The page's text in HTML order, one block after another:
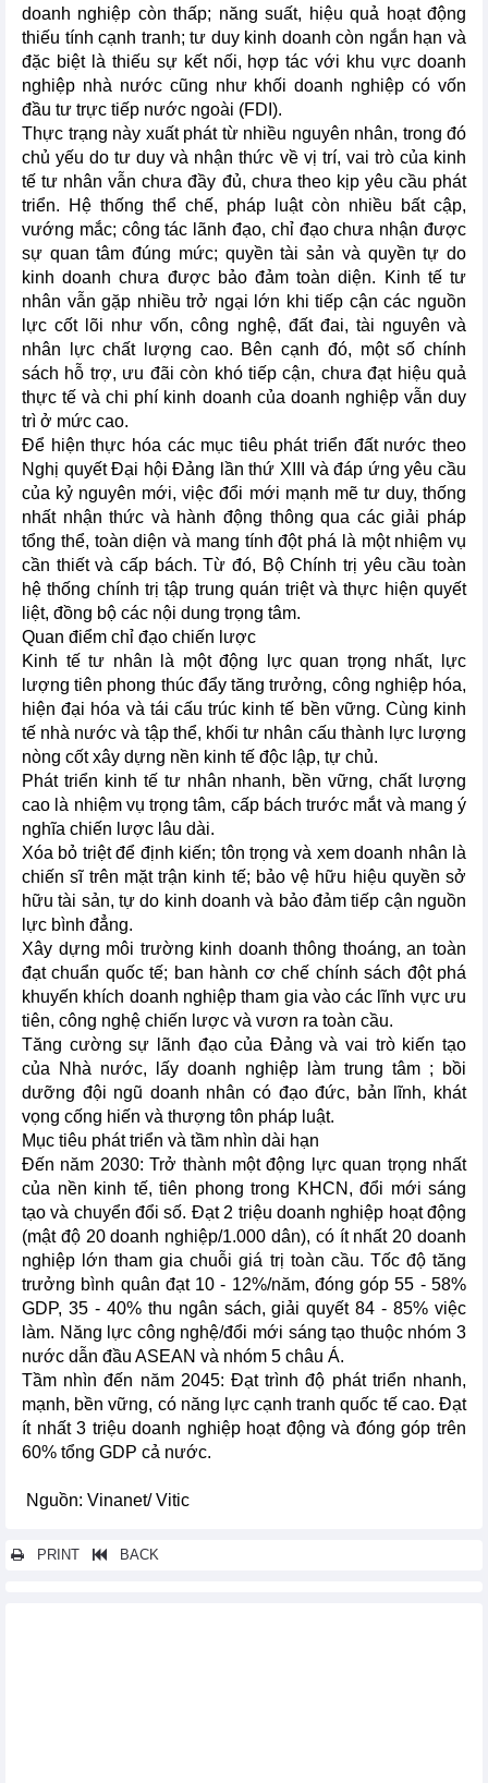
doanh nghiệp còn thấp; năng suất, hiệu quả hoạt động
thiếu tính cạnh tranh; tư duy kinh doanh còn ngắn hạn và
đặc biệt là thiếu sự kết nối, hợp tác với khu vực doanh
nghiệp nhà nước cũng như khối doanh nghiệp có vốn
đầu tư trực tiếp nước ngoài (FDI).
Thực trạng này xuất phát từ nhiều nguyên nhân, trong đó
chủ yếu do tư duy và nhận thức về vị trí, vai trò của kinh
tế tư nhân vẫn chưa đầy đủ, chưa theo kịp yêu cầu phát
triển. Hệ thống thể chế, pháp luật còn nhiều bất cập,
vướng mắc; công tác lãnh đạo, chỉ đạo chưa nhận được
sự quan tâm đúng mức; quyền tài sản và quyền tự do
kinh doanh chưa được bảo đảm toàn diện. Kinh tế tư
nhân vẫn gặp nhiều trở ngại lớn khi tiếp cận các nguồn
lực cốt lõi như vốn, công nghệ, đất đai, tài nguyên và
nhân lực chất lượng cao. Bên cạnh đó, một số chính
sách hỗ trợ, ưu đãi còn khó tiếp cận, chưa đạt hiệu quả
thực tế và chi phí kinh doanh của doanh nghiệp vẫn duy
trì ở mức cao.
Để hiện thực hóa các mục tiêu phát triển đất nước theo
Nghị quyết Đại hội Đảng lần thứ XIII và đáp ứng yêu cầu
của kỷ nguyên mới, việc đổi mới mạnh mẽ tư duy, thống
nhất nhận thức và hành động thông qua các giải pháp
tổng thể, toàn diện và mang tính đột phá là một nhiệm vụ
cần thiết và cấp bách. Từ đó, Bộ Chính trị yêu cầu toàn
hệ thống chính trị tập trung quán triệt và thực hiện quyết
liệt, đồng bộ các nội dung trọng tâm.
Quan điểm chỉ đạo chiến lược
Kinh tế tư nhân là một động lực quan trọng nhất, lực
lượng tiên phong thúc đẩy tăng trưởng, công nghiệp hóa,
hiện đại hóa và tái cấu trúc kinh tế bền vững. Cùng kinh
tế nhà nước và tập thể, khối tư nhân cấu thành lực lượng
nòng cốt xây dựng nền kinh tế độc lập, tự chủ.
Phát triển kinh tế tư nhân nhanh, bền vững, chất lượng
cao là nhiệm vụ trọng tâm, cấp bách trước mắt và mang ý
nghĩa chiến lược lâu dài.
Xóa bỏ triệt để định kiến; tôn trọng và xem doanh nhân là
chiến sĩ trên mặt trận kinh tế; bảo vệ hữu hiệu quyền sở
hữu tài sản, tự do kinh doanh và bảo đảm tiếp cận nguồn
lực bình đẳng.
Xây dựng môi trường kinh doanh thông thoáng, an toàn
đạt chuẩn quốc tế; ban hành cơ chế chính sách đột phá
khuyến khích doanh nghiệp tham gia vào các lĩnh vực ưu
tiên, công nghệ chiến lược và vươn ra toàn cầu.
Tăng cường sự lãnh đạo của Đảng và vai trò kiến tạo
của Nhà nước, lấy doanh nghiệp làm trung tâm ; bồi
dưỡng đội ngũ doanh nhân có đạo đức, bản lĩnh, khát
vọng cống hiến và thượng tôn pháp luật.
Mục tiêu phát triển và tầm nhìn dài hạn
Đến năm 2030: Trở thành một động lực quan trọng nhất
của nền kinh tế, tiên phong trong KHCN, đổi mới sáng
tạo và chuyển đổi số. Đạt 2 triệu doanh nghiệp hoạt động
(mật độ 20 doanh nghiệp/1.000 dân), có ít nhất 20 doanh
nghiệp lớn tham gia chuỗi giá trị toàn cầu. Tốc độ tăng
trưởng bình quân đạt 10 - 12%/năm, đóng góp 55 - 58%
GDP, 35 - 40% thu ngân sách, giải quyết 84 - 85% việc
làm. Năng lực công nghệ/đổi mới sáng tạo thuộc nhóm 3
nước dẫn đầu ASEAN và nhóm 5 châu Á.
Tầm nhìn đến năm 2045: Đạt trình độ phát triển nhanh,
mạnh, bền vững, có năng lực cạnh tranh quốc tế cao. Đạt
ít nhất 3 triệu doanh nghiệp hoạt động và đóng góp trên
60% tổng GDP cả nước.
Nguồn: Vinanet/ Vitic
PRINT BACK